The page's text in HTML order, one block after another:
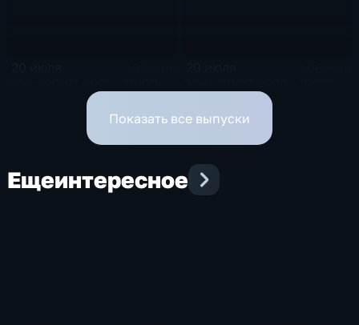
Показать все выпуски
Ещеинтересное